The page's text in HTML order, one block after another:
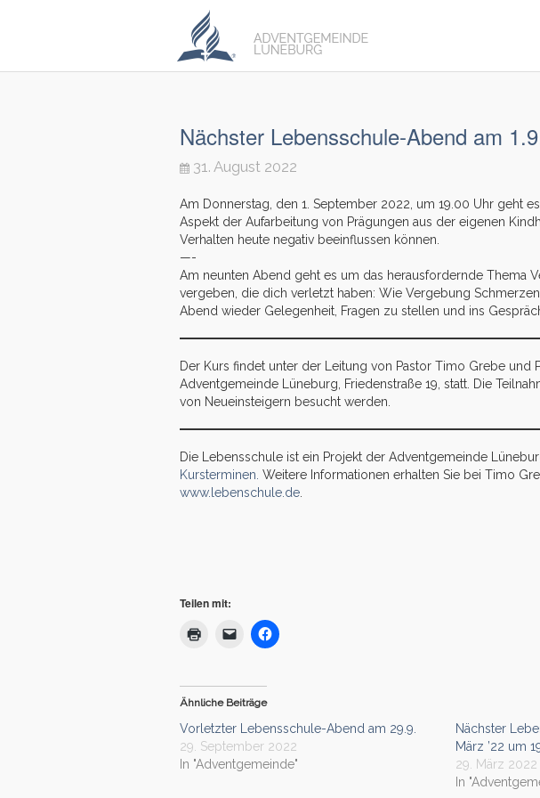
Nächster Lebensschule-Abend am
31. August 2022
Am Donnerstag, den 1. September 2022, um 19.00 Uhr geht
Aspekt der Aufarbeitung von Prägungen aus der eigenen
Verhalten heute negativ beeinflussen können.
—-
Am neunten Abend geht es um das herausfordernde Thema
vergeben, die dich verletzt haben: Wie Vergebung
Abend wieder Gelegenheit, Fragen zu stellen und ins
Der Kurs findet unter der Leitung von Pastor Timo Grebe und
Adventgemeinde Lüneburg, Friedenstraße 19, statt. Die
von Neueinsteigern besucht werden.
Die Lebensschule ist ein Projekt der Adventgemeinde
Kursterminen. Weitere Informationen erhalten Sie bei Timo
www.lebenschule.de
Teilen mit:
Ähnliche Beiträge
Vorletzter Lebensschule-Abend am 29.9.
29. September 2022
In "Adventgemeinde"
Nächster
März ’22 um
29. März 2022
In